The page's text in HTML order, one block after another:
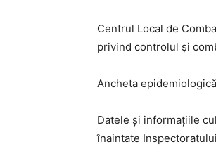
Centrul Local de
privind controlul și
Ancheta
Datele și informațiile
înaintate